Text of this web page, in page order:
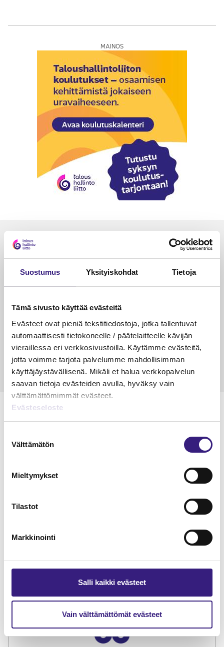
Suostumus Yksityiskohdat Tietoja
Tämä sivusto käyttää evästeitä
Evästeet ovat pieniä tekstitiedostoja, jotka tallentuvat
automaattisesti tietokoneelle / päätelaitteelle kävijän
vieraillessa eri verkkosivustoilla. Käytämme evästeitä,
jotta voimme tarjota palvelumme mahdollisimman
käyttäjäystävällisenä. Mikäli et halua verkkopalvelun
saavan tietoja evästeiden avulla, hyväksy vain
välttämättömimmät evästeet.
Evästeseloste
valinta
Välttämätön
Mieltymykset
Tilastot
Markkinointi
Salli kaikki evästeet
Vain välttämättömät evästeet
MAINOS
Luetuimmat
VEROTUS
Kulu­veloitukset arvon­lisä­
verotuksessa – omien kulujen
veloitus, kulujen edelleen­
veloitus ja läpi­laskutus
Petri Salomaa
15.5.2023 10 min
lukuoikeus